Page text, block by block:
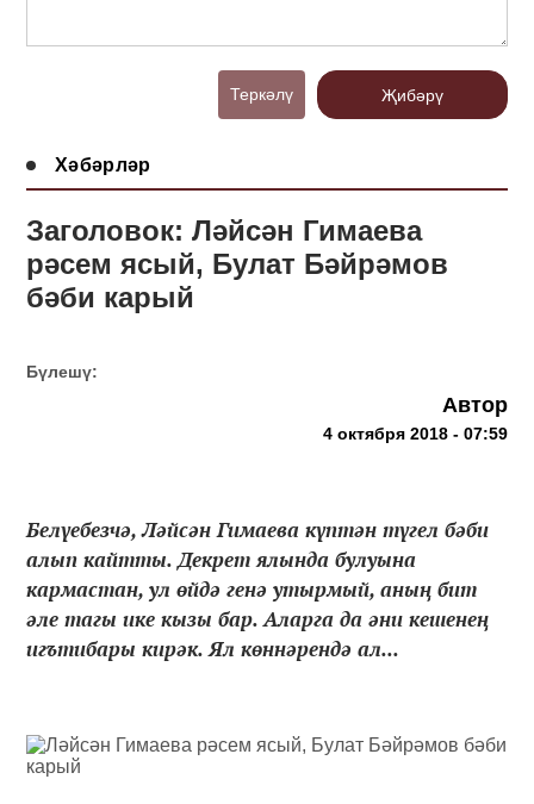
Теркәлү Җибәрү
Хәбәрләр
Заголовок: Ләйсән Гимаева
рәсем ясый, Булат Бәйрәмов
бәби карый
Бүлешү:
Автор
4 октября 2018 - 07:59
Белүебезчә, Ләйсән Гимаева күптән түгел бәби
алып кайтты. Декрет ялында булуына
кармастан, ул өйдә генә утырмый, аның бит
әле тагы ике кызы бар. Аларга да әни кешенең
игътибары кирәк. Ял көннәрендә ал...